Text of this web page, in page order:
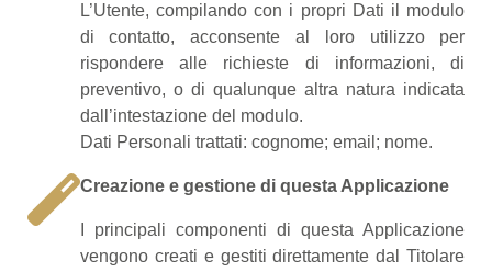
L’Utente, compilando con i propri Dati il modulo
di contatto, acconsente al loro utilizzo per
rispondere alle richieste di informazioni, di
preventivo, o di qualunque altra natura indicata
dall’intestazione del modulo.
Dati Personali trattati: cognome; email; nome.
Creazione e gestione di questa Applicazione
I principali componenti di questa Applicazione
vengono creati e gestiti direttamente dal Titolare